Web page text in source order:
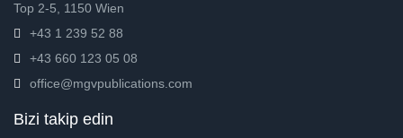
Top 2-5, 1150 Wien
+43 1 239 52 88
+43 660 123 05 08
office@mgvpublications.com
Bizi takip edin